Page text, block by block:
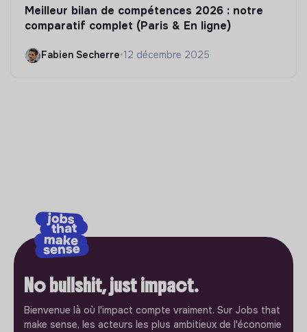
Meilleur bilan de compétences 2026 : notre
comparatif complet (Paris & En ligne)
Fabien Secherre•12 décembre 2025
No bullshit, just impact.
Bienvenue là où l'impact compte vraiment. Sur Jobs that
make sense, les acteurs les plus ambitieux de l'économie